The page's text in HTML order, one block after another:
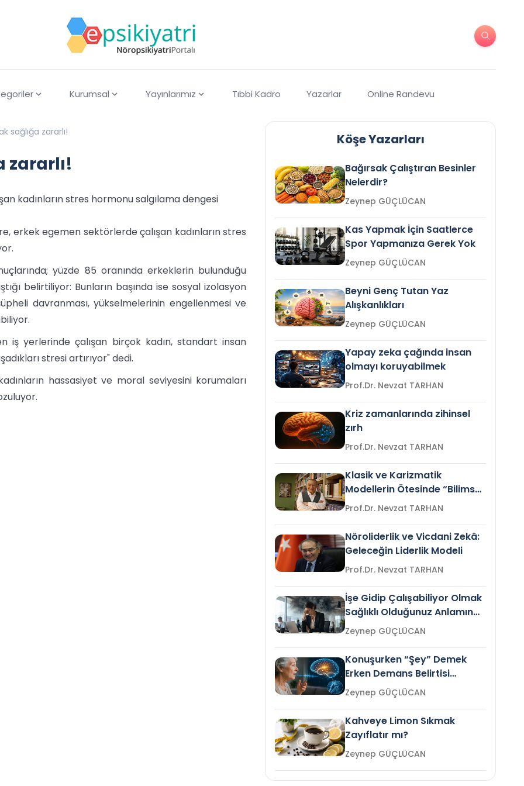
Kurumsal Yayınlarımız Tıbbi Kadro Yazarlar Online Randevu
sağlığa zararlı!
zararlı!
kadınların stres hormonu salgılama dengesi
erkek egemen sektörlerde çalışan kadınların stres
yüzde 85 oranında erkeklerin bulunduğu
belirtiliyor: Bunların başında ise sosyal izolasyon
davranması, yükselmelerinin engellenmesi ve
iş yerlerinde çalışan birçok kadın, standart insan
stresi artırıyor" dedi.
hassasiyet ve moral seviyesini korumaları
Köşe Yazarları
Bağırsak Çalıştıran Besinler
Nelerdir?
Zeynep GÜÇLÜCAN
Kas Yapmak İçin Saatlerce
Spor Yapmanıza Gerek Yok
Zeynep GÜÇLÜCAN
Beyni Genç Tutan Yaz
Alışkanlıkları
Zeynep GÜÇLÜCAN
Yapay zeka çağında insan
olmayı koruyabilmek
Prof.Dr. Nevzat TARHAN
Kriz zamanlarında zihinsel
zırh
Prof.Dr. Nevzat TARHAN
Klasik ve Karizmatik
Modellerin Ötesinde “Bilimsel
Liderlik”
Prof.Dr. Nevzat TARHAN
Nöroliderlik ve Vicdani Zekâ:
Geleceğin Liderlik Modeli
Prof.Dr. Nevzat TARHAN
İşe Gidip Çalışabiliyor Olmak
Sağlıklı Olduğunuz Anlamına
Gelir mi?Zeynep GÜÇLÜCAN
Konuşurken “Şey” Demek
Erken Demans Belirtisi
Olabilir mi?Zeynep GÜÇLÜCAN
Kahveye Limon Sıkmak
Zayıflatır mı?
Zeynep GÜÇLÜCAN